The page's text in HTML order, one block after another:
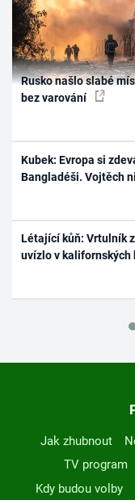
Rusko našlo slabé
bez varování
Kubek: Evropa si
Bangladéši. Vojtěch
Létající kůň: Vrtulník
uvízlo v kalifornských
Jak zhubnout
TV program
Kdy budou volby